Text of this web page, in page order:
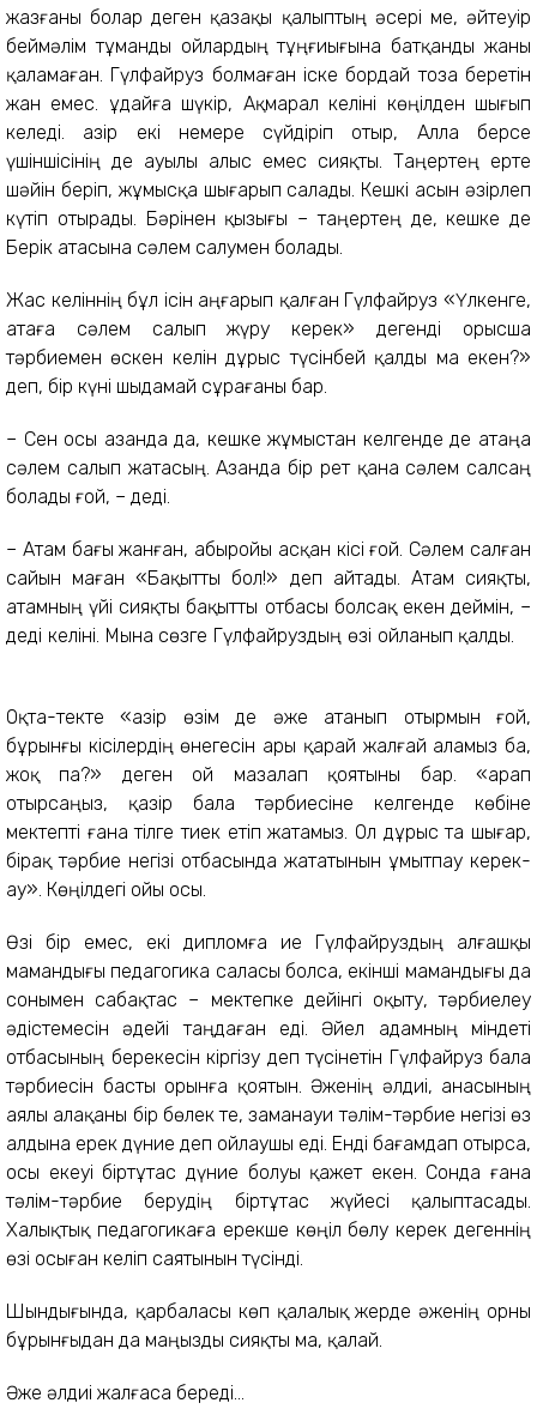
жазғаны болар деген қазақы қалыптың әсері ме, әйтеуір
беймәлім тұманды ойлардың тұңғиығына батқанды жаны
қаламаған. Гүлфайруз болмаған іске бордай тоза беретін
жан емес. Құдайға шүкір, Ақмарал келіні көңілден шығып
келеді. Қазір екі немере сүйдіріп отыр, Алла берсе
үшіншісінің де ауылы алыс емес сияқты. Таңертең ерте
шәйін беріп, жұмысқа шығарып салады. Кешкі асын әзірлеп
күтіп отырады. Бәрінен қызығы – таңертең де, кешке де
Берік атасына сәлем салумен болады.
Жас келіннің бұл ісін аңғарып қалған Гүлфайруз «Үлкенге,
атаға сәлем салып жүру керек» дегенді орысша
тәрбиемен өскен келін дұрыс түсінбей қалды ма екен?»
деп, бір күні шыдамай сұрағаны бар.
– Сен осы азанда да, кешке жұмыстан келгенде де атаңа
сәлем салып жатасың. Азанда бір рет қана сәлем салсаң
болады ғой, – деді.
– Атам бағы жанған, абыройы асқан кісі ғой. Сәлем салған
сайын маған «Бақытты бол!» деп айтады. Атам сияқты,
атамның үйі сияқты бақытты отбасы болсақ екен деймін, –
деді келіні. Мына сөзге Гүлфайруздың өзі ойланып қалды.
Оқта-текте «Қазір өзім де әже атанып отырмын ғой,
бұрынғы кісілердің өнегесін ары қарай жалғай аламыз ба,
жоқ па?» деген ой мазалап қоятыны бар. «Қарап
отырсаңыз, қазір бала тәрбиесіне келгенде көбіне
мектепті ғана тілге тиек етіп жатамыз. Ол дұрыс та шығар,
бірақ тәрбие негізі отбасында жататынын ұмытпау керек-
ау». Көңілдегі ойы осы.
Өзі бір емес, екі дипломға ие Гүлфайруздың алғашқы
мамандығы педагогика саласы болса, екінші мамандығы да
сонымен сабақтас – мектепке дейінгі оқыту, тәрбиелеу
әдістемесін әдейі таңдаған еді. Әйел адамның міндеті
отбасының берекесін кіргізу деп түсінетін Гүлфайруз бала
тәрбиесін басты орынға қоятын. Әженің әлдиі, анасының
аялы алақаны бір бөлек те, заманауи тәлім-тәрбие негізі өз
алдына ерек дүние деп ойлаушы еді. Енді бағамдап отырса,
осы екеуі біртұтас дүние болуы қажет екен. Сонда ғана
тәлім-тәрбие берудің біртұтас жүйесі қалыптасады.
Халықтық педагогикаға ерекше көңіл бөлу керек дегеннің
өзі осыған келіп саятынын түсінді.
Шындығында, қарбаласы көп қалалық жерде әженің орны
бұрынғыдан да маңызды сияқты ма, қалай.
Әже әлдиі жалғаса береді...